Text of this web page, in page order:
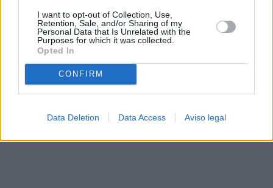
I want to opt-out of Collection, Use,
Retention, Sale, and/or Sharing of my
Personal Data that Is Unrelated with the
Purposes for which it was collected.
Opted In
CONFIRM
Data Deletion Data Access Aviso legal